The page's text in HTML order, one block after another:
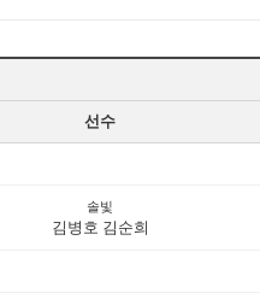
선수
솔빛
김병호 김순희